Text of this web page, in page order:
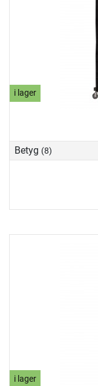
i lager
Betyg (8)
i lager